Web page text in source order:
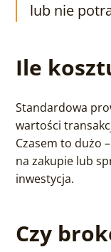
lub nie
Ile
Standardowa
wartości
Czasem to dużo
na zakupie lub
inwestycja.
Czy